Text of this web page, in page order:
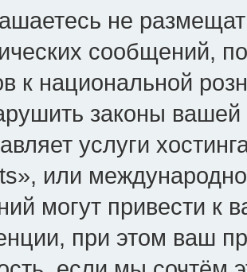
не
сообщений,
к национальной
законы
услуги
или
могут привести к
при этом ваш